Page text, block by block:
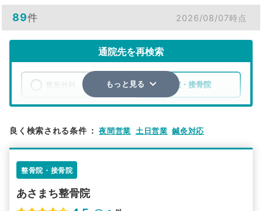
89件 2026/08/07時点
通院先を再検索
整骨院・接骨院
検索する
もっと見る
良く検索される条件 ： 夜間営業 土日営業 鍼灸対応
整骨院・接骨院
あさまち整骨院